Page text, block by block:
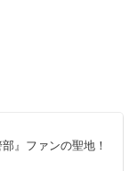
』ファンの聖地！